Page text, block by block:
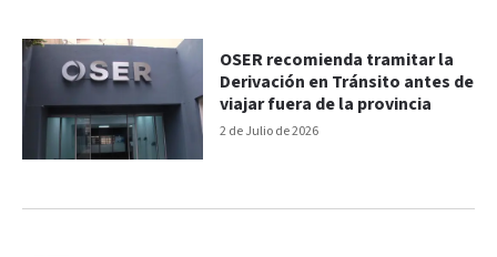
2 de Julio de 2026
OSER recomienda tramitar la
Derivación en Tránsito antes de
viajar fuera de la provincia